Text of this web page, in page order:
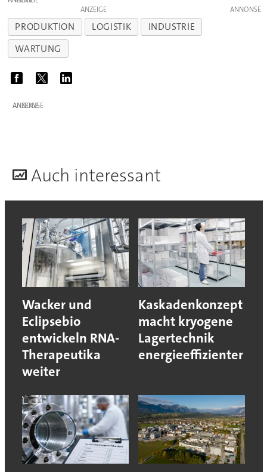
ANZEIGE
PRODUKTION LOGISTIK
INDUSTRIE
WARTUNG
ANZEIGE
Auch interessant
Wacker und
Eclipsebio
entwickeln RNA-
Therapeutika
weiter
Kaskadenkonzept
macht kryogene
Lagertechnik
energieeffizienter